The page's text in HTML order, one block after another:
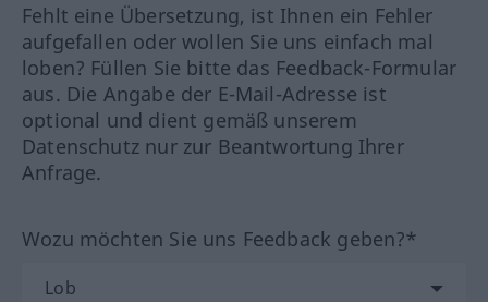
Fehlt eine Übersetzung, ist Ihnen ein Fehler
aufgefallen oder wollen Sie uns einfach mal
loben? Füllen Sie bitte das Feedback-Formular
aus. Die Angabe der E-Mail-Adresse ist
optional und dient gemäß unserem
Datenschutz nur zur Beantwortung Ihrer
Anfrage.
Wozu möchten Sie uns Feedback geben?*